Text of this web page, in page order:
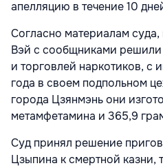
апелляцию в течение 10
Согласно материалам
Вэй с сообщниками решили
и торговлей наркотиков, с
года в своем подпольном
города Цзянмэнь они
метамфетамина и 365,9
Суд принял решение
Цзыпина к смертной казни,